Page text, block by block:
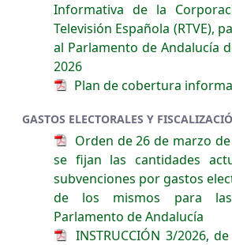
Informativa de la
Televisión Española (RTVE),
al Parlamento de Andalucía
2026
Plan de cobertura
GASTOS ELECTORALES Y
Orden de 26 de marzo
se fijan las cantidades
subvenciones por gastos
de los mismos para
Parlamento de Andalucía
INSTRUCCIÓN 3/2026,